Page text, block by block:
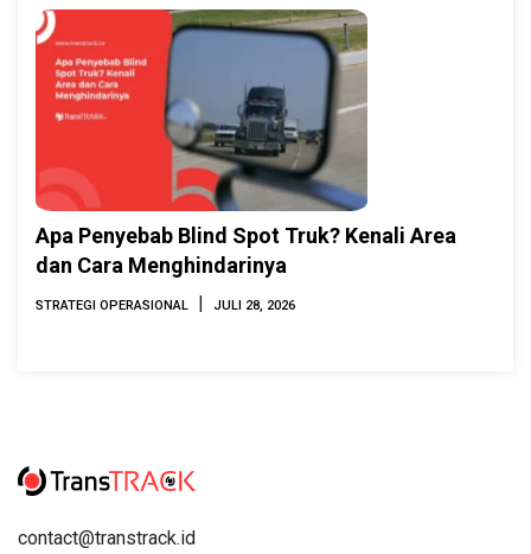
Apa Penyebab Blind Spot Truk? Kenali Area
dan Cara Menghindarinya
STRATEGI OPERASIONAL | JULI 28, 2026
contact@transtrack.id